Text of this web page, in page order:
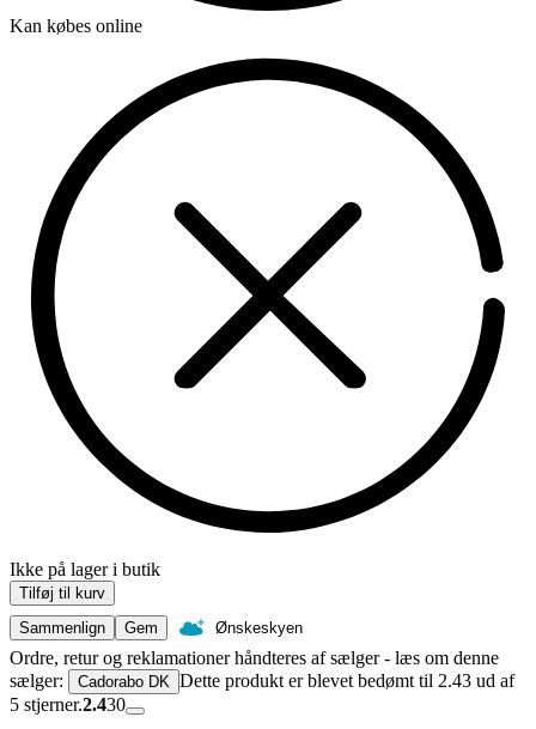
Kan købes online
Ikke på lager i butik
Tilføj til kurv
Sammenlign
Gem Ønskeskyen
Ordre, retur og reklamationer håndteres af sælger - læs om denne
sælger:
Cadorabo DK Dette produkt er blevet bedømt til 2.43 ud af
5 stjerner.2.430